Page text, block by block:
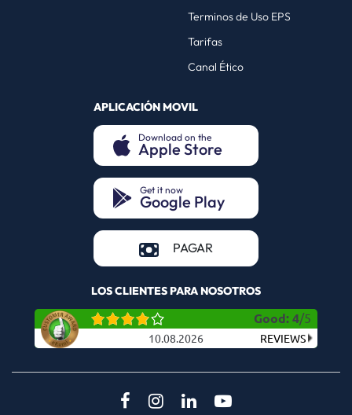
Terminos de Uso EPS
Tarifas
Canal Ético
APLICACIÓN MOVIL
Download on the
Apple Store
(opens in a new tab)
Get it now
Google Play
(opens in a new tab)
PAGAR(opens in a new tab)
LOS CLIENTES PARA NOSOTROS
Good: 4/5
10.08.2026 REVIEWS
(opens in a new tab)
(opens in a new tab)
(opens in a new tab)
(opens in a